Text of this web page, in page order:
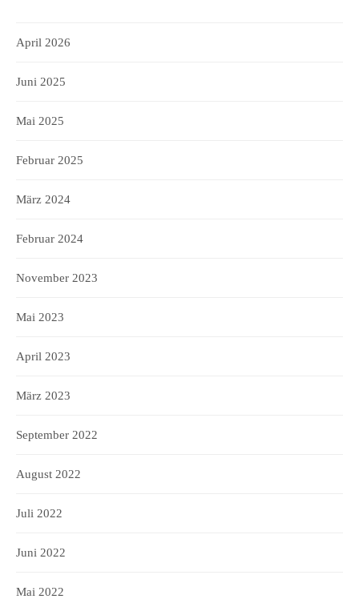
April 2026
Juni 2025
Mai 2025
Februar 2025
März 2024
Februar 2024
November 2023
Mai 2023
April 2023
März 2023
September 2022
August 2022
Juli 2022
Juni 2022
Mai 2022